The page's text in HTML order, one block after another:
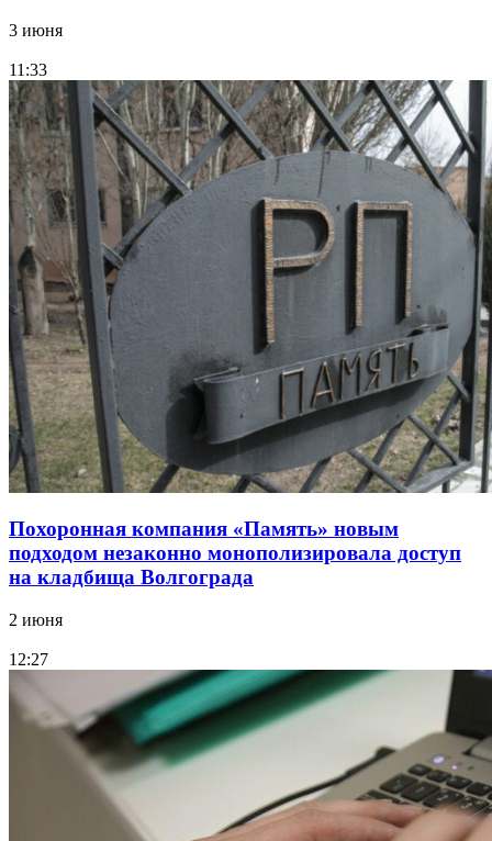
3 июня
11:33
Похоронная компания «Память» новым
подходом незаконно монополизировала доступ
на кладбища Волгограда
2 июня
12:27